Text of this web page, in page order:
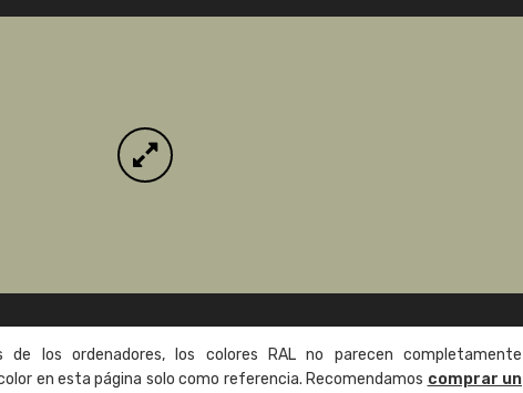
de los ordenadores, los colores RAL no parecen completamente
en esta página solo como referencia. Recomendamos comprar un